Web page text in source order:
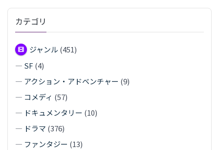
カテゴリ
ジャンル (451)
— SF (4)
— アクション・アドベンチャー (9)
— コメディ (57)
— ドキュメンタリー (10)
— ドラマ (376)
— ファンタジー (13)